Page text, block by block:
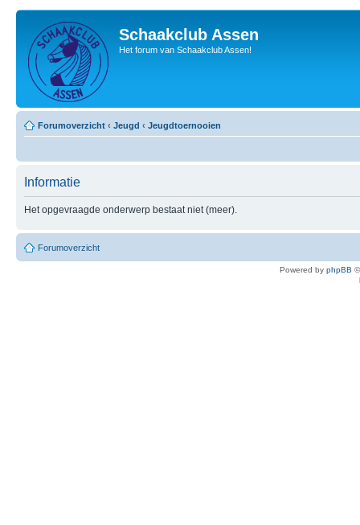
Schaakclub Assen
Het forum van Schaakclub Assen!
Forumoverzicht ‹ Jeugd ‹ Jeugdtoernooien
Informatie
Het opgevraagde onderwerp bestaat niet (meer).
Forumoverzicht
Powered by phpBB